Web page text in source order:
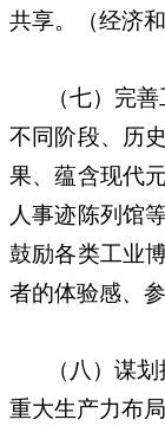
共享。（经济
（七）完
不同阶段、历
果、蕴含现代
人事迹陈列馆
鼓励各类工业
者的体验感、
（八）谋
重大生产力布